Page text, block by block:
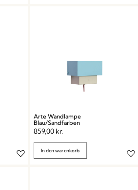
Arte Wandlampe
Blau/Sandfarben
859,00 kr.
In den warenkorb